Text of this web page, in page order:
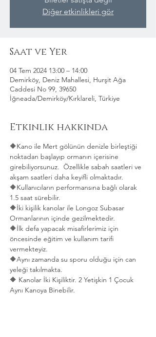
Diğer etkinlikleri gör
Saat ve Yer
04 Tem 2024 13:00 – 14:00
Demirköy, Deniz Mahallesi, Hurşit Ağa
Caddesi No 99, 39650
İğneada/Demirköy/Kırklareli, Türkiye
Etkinlik hakkında
🔶Kano ile Mert gölünün denizle birleştiği
noktadan başlayıp ormanın içerisine
girebiliyorsunuz.  Özellikle sabah saatleri ve
akşam saatleri daha keyifli olmaktadır.
🔶Kullanıcıların performansına bağlı olarak
1.5 saat sürebilir.
🔶İki kişilik kanolar ile Longoz Subasar
Ormanlarının içinde gezilmektedir.
🔶İlk defa yapacak misafirlerimiz için
öncesinde eğitim ve kullanım tarifi
vermekteyiz.
🔶Aynı zamanda su sporu olduğu için can
yeleği takılmakta.
🔶 Kanolar İki Kişiliktir. 2 Yetişkin 1 Çocuk
Aynı Kanoya Binebilir.